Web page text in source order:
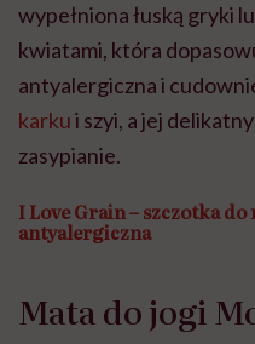
wypełniona łuską gryki
kwiatami, która
antyalergiczna i
karkui szyi, a jej
zasypianie.
I Love Grain – szczotka do
antyalergiczna
Mata do jogi